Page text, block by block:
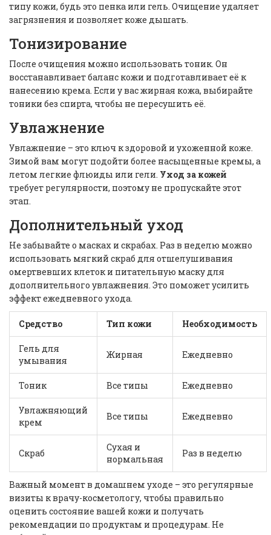
типу кожи, будь это пенка или гель. Очищение удаляет
загрязнения и позволяет коже дышать.
Тонизирование
После очищения можно использовать тоник. Он
восстанавливает баланс кожи и подготавливает её к
нанесению крема. Если у вас жирная кожа, выбирайте
тоники без спирта, чтобы не пересушить её.
Увлажнение
Увлажнение – это ключ к здоровой и ухоженной коже.
Зимой вам могут подойти более насыщенные кремы, а
летом легкие флюиды или гели. Уход за кожей
требует регулярности, поэтому не пропускайте этот
этап.
Дополнительный уход
Не забывайте о масках и скрабах. Раз в неделю можно
использовать мягкий скраб для отшелушивания
омертвевших клеток и питательную маску для
дополнительного увлажнения. Это поможет усилить
эффект ежедневного ухода.
Средство Тип кожи Необходимость
Гель для
умывания
Жирная Ежедневно
Тоник Все типы Ежедневно
Увлажняющий
крем
Все типы Ежедневно
Скраб
Сухая и
нормальная
Раз в неделю
Важный момент в домашнем уходе – это регулярные
визиты к врачу-косметологу, чтобы правильно
оценить состояние вашей кожи и получать
рекомендации по продуктам и процедурам. Не